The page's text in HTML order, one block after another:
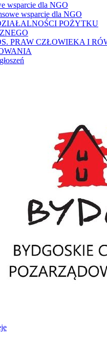
wsparcie dla NGO
wsparcie dla NGO
POŻYTKU
PRAW CZŁOWIEKA I